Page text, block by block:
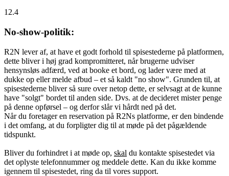
12.4
No-show-politik:
R2N lever af, at have et godt forhold til spisestederne på platformen,
dette bliver i høj grad kompromitteret, når brugerne udviser
hensynsløs adfærd, ved at booke et bord, og lader være med at
dukke op eller melde afbud – et så kaldt "no show". Grunden til, at
spisestederne bliver så sure over netop dette, er selvsagt at de kunne
have "solgt" bordet til anden side. Dvs. at de decideret mister penge
på denne opførsel – og derfor slår vi hårdt ned på det.
Når du foretager en reservation på R2Ns platforme, er den bindende
i det omfang, at du forpligter dig til at møde på det pågældende
tidspunkt.
Bliver du forhindret i at møde op, skal du kontakte spisestedet via
det oplyste telefonnummer og meddele dette. Kan du ikke komme
igennem til spisestedet, ring da til vores support.